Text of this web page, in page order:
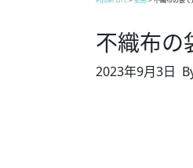
不織布の
2023年9月3日